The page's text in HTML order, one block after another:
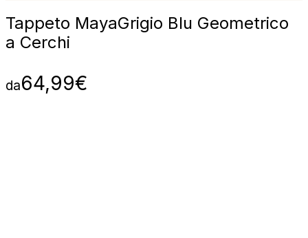
Tappeto MayaGrigio Blu Geometrico
a Cerchi
da64,99€